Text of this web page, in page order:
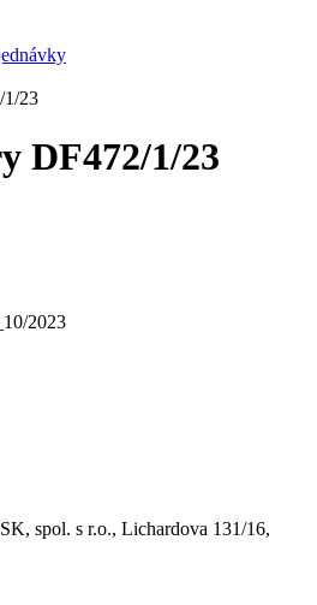
1/23
DF472/1/23
2023
spol. s r.o., Lichardova 131/16,